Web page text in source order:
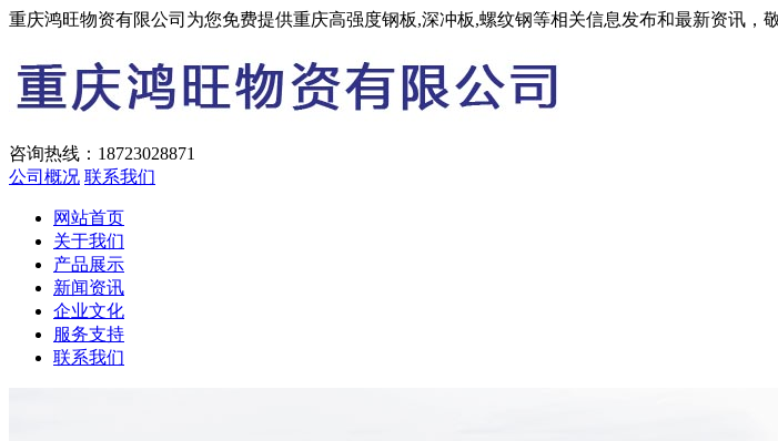
重庆鸿旺物资有限公司为您免费提供重庆高强度钢板,深冲板,螺纹钢等相关信息发布和最新资讯，
咨询热线： 18723028871
公司概况 联系我们
网站首页
关于我们
产品展示
新闻资讯
企业文化
服务支持
联系我们